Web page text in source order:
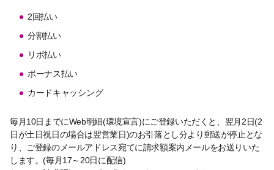
2回払い
分割払い
リボ払い
ボーナス払い
カードキャッシング
毎月10日までにWeb明細(環境宣言)にご登録いただくと、翌月2日(2
日が土日祝日の場合は翌営業日)のお引落とし分より郵送が停止とな
り、ご登録のメールアドレス宛てに請求額案内メールをお送りいた
します。(毎月17～20日に配信)